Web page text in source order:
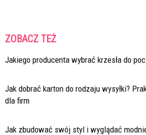
ZOBACZ TEŻ
Jakiego producenta wybrać krzesła do
Jak dobrać karton do rodzaju wysyłki?
dla firm
Jak zbudować swój styl i wyglądać